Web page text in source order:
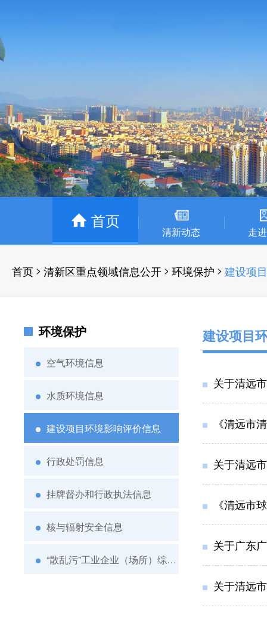
首页
清新动态 走
首页 > 清新区重点领域信息公开 > 环境保护 > 建设项
环境保护
空气环境信息
水质环境信息
建设项目环境影响评价信息
行政处罚信息
挂牌督办和行政执法信息
核与辐射安全信息
“散乱污”工业企业（场所）综合整治
建设项目
关于清远
《清远市
关于清远市
《清远市球
关于广东广龙
关于清远